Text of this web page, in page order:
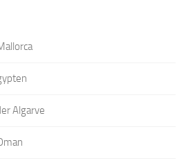
Algarve